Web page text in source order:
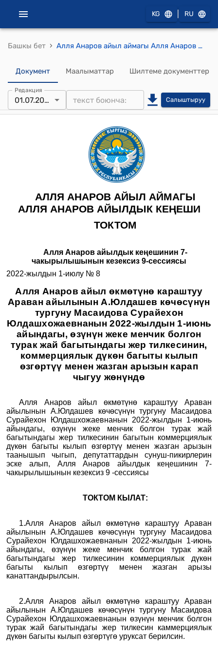
KG RU
Башкы бет › Алля Анаров айыл аймагы Алля Анаров айылдык кеңешинин 2022-жылдын 1-июлундагы № 8 "Алля Анаров айыл өкмөтүнө караштуу Араван айылынын А.Юлдашев көчөсүнүн тургуну Масаидова Сурайехон Юлдашхожаевнанын 2022-жылдын 1-июнь айындагы, өзүнүн жеке менчик болгон турак жай багытындагы жер тилкесинин, коммерциялык дүкөн багыты кылып өзгөртүү менен жазган арызын карап чыгуу жөнүндө" токтому
Документ Маалыматтар Шилтеме документтер
Редакция
01.07.2022 Салыштыруу